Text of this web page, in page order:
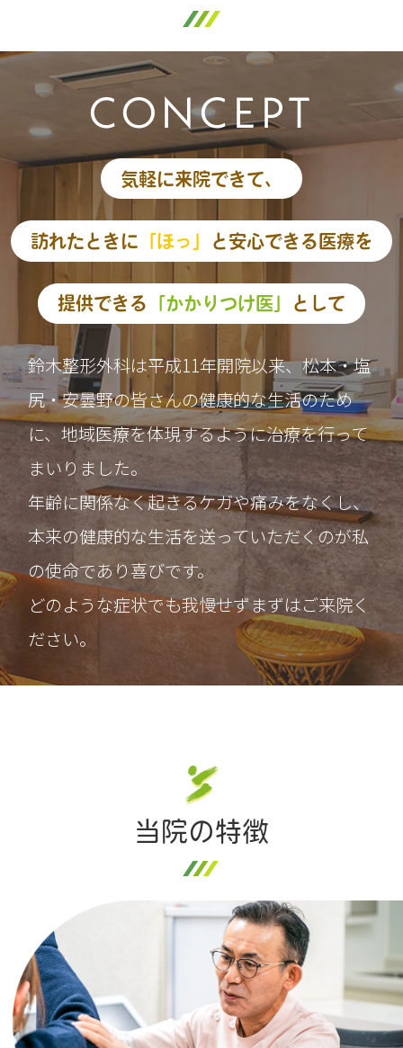
CONCEPT
気軽に来院できて、
訪れたときに 「ほっ」 と安心できる医療を
提供できる 「かかりつけ医」 として
鈴木整形外科は平成11年開院以来、松本・塩
尻・安曇野の皆さんの健康的な生活のため
に、地域医療を体現するように治療を行って
まいりました。
年齢に関係なく起きるケガや痛みをなくし、
本来の健康的な生活を送っていただくのが私
の使命であり喜びです。
どのような症状でも我慢せずまずはご来院く
ださい。
当院の特徴